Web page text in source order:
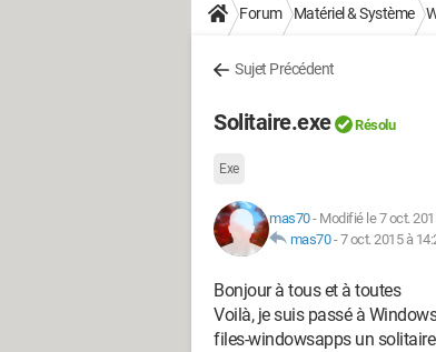
Forum Matériel & Système
Sujet Précédent
Solitaire.exe Résolu
Exe
mas70- Modifié le 7 oct.
mas70-7 oct. 2015 à
Bonjour à tous et à toutes
Voilà, je suis passé à
files-windowsapps un